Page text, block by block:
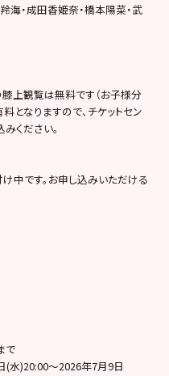
海・成田香姫奈・橋本陽菜・武
上観覧は無料です（お子様分
となりますので、チケットセン
ください。
中です。お申し込みいただける
で
水)20:00～2026年7月9日